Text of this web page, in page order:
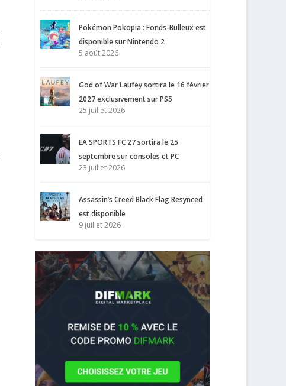
Pokémon Pokopia : Fonds-Bulleux est
disponible sur Nintendo 2
5 août 2026
God of War Laufey sortira le 16 février
2027 exclusivement sur PS5
25 juillet 2026
EA SPORTS FC 27 sortira le 25
septembre sur consoles et PC
23 juillet 2026
Assassin’s Creed Black Flag Resynced
est disponible
9 juillet 2026